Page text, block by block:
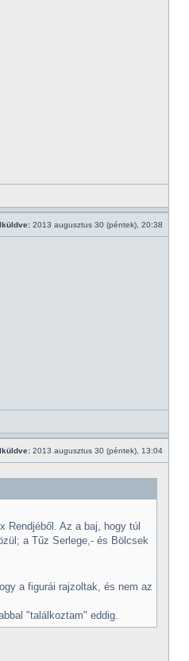
2013 augusztus 30 (péntek), 20:38
2013 augusztus 30 (péntek), 13:04
Rendjéből. Az a baj, hogy túl
a Tűz Serlege,- és Bölcsek
a figurái rajzoltak, és nem az
"találkoztam" eddig.